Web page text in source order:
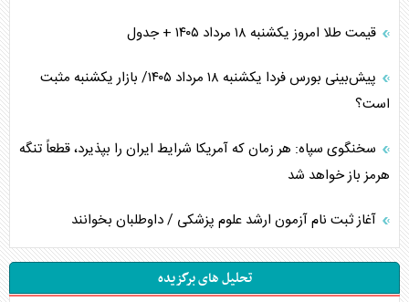
قیمت طلا امروز یکشنبه ۱۸ مرداد ۱۴۰۵ + جدول
پیش‌بینی بورس فردا یکشنبه ۱۸ مرداد ۱۴۰۵/ بازار یکشنبه مثبت
است؟
سخنگوی سپاه: هر زمان که آمریکا شرایط ایران را بپذیرد، قطعاً تنگه
هرمز باز خواهد شد
آغاز ثبت نام آزمون ارشد علوم پزشکی / داوطلبان بخوانند
تحلیل های برگزیده